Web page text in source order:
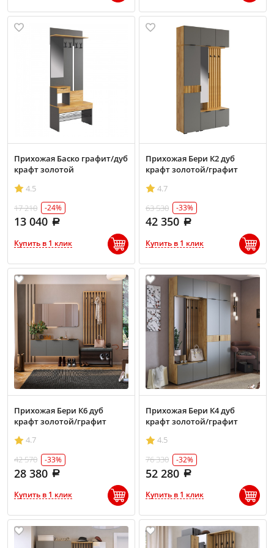
Прихожая Баско графит/дуб
крафт золотой
4.5
17 210
-24%
13 040
Купить в 1 клик
Прихожая Бери К2 дуб
крафт золотой/графит
4.7
63 530
-33%
42 350
Купить в 1 клик
Прихожая Бери К6 дуб
крафт золотой/графит
4.7
42 570
-33%
28 380
Купить в 1 клик
Прихожая Бери К4 дуб
крафт золотой/графит
4.5
76 330
-32%
52 280
Купить в 1 клик